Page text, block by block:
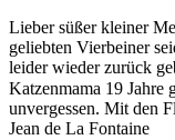
Lieber süßer kleiner
geliebten Vierbeiner
leider wieder zurück
Katzenmama 19
unvergessen. Mit den
Jean de La Fontaine